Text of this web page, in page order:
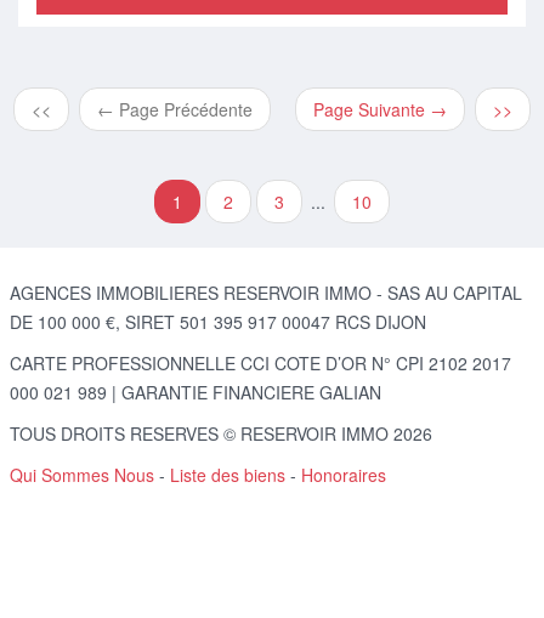
<< ← Page Précédente Page Suivante → >>
1 2 3 ... 10
AGENCES IMMOBILIERES RESERVOIR IMMO - SAS AU CAPITAL
DE 100 000 €, SIRET 501 395 917 00047 RCS DIJON
CARTE PROFESSIONNELLE CCI COTE D’OR N° CPI 2102 2017
000 021 989 | GARANTIE FINANCIERE GALIAN
TOUS DROITS RESERVES © RESERVOIR IMMO 2026
Qui Sommes Nous - Liste des biens - Honoraires